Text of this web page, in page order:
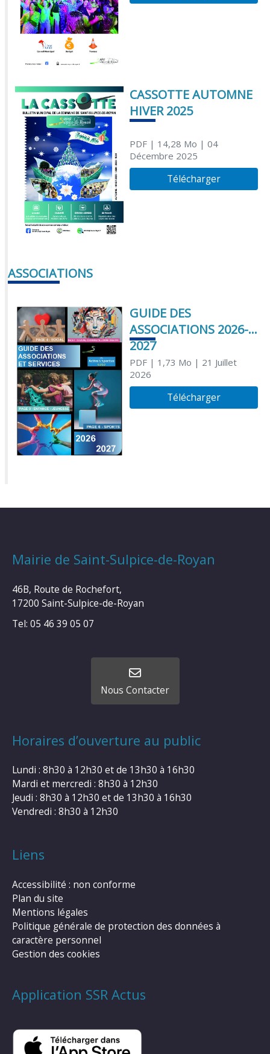
CASSOTTE AUTOMNE
HIVER 2025
PDF| 14,28 Mo | 04
Décembre 2025
Télécharger
ASSOCIATIONS
GUIDE DES
ASSOCIATIONS 2026-
2027
PDF| 1,73 Mo | 21 Juillet
2026
Télécharger
Mairie de Saint-Sulpice-de-Royan
46B, Route de Rochefort,
17200 Saint-Sulpice-de-Royan
Tel: 05 46 39 05 07
Nous Contacter
Horaires d’ouverture au public
Lundi : 8h30 à 12h30 et de 13h30 à 16h30
Mardi et mercredi : 8h30 à 12h30
Jeudi : 8h30 à 12h30 et de 13h30 à 16h30
Vendredi : 8h30 à 12h30
Liens
Accessibilité : non conforme
Plan du site
Mentions légales
Politique générale de protection des données à
caractère personnel
Gestion des cookies
Application SSR Actus